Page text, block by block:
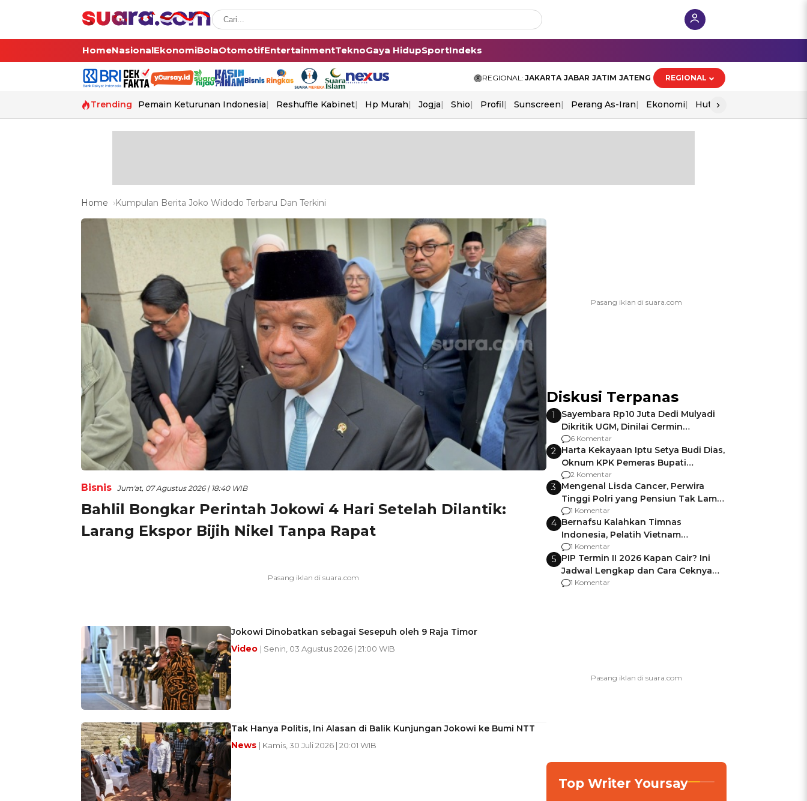
HomeNasionalEkonomiBolaOtomotifEntertainmentTeknoGaya HidupSportIndeks
REGIONAL: JAKARTA JABAR JATIM JATENG REGIONAL
Trending Pemain Keturunan Indonesia Reshuffle Kabinet Hp Murah Jogja Shio Profil Sunscreen Perang As-Iran Ekonomi Hut Ri
›
Home Kumpulan Berita Joko Widodo Terbaru Dan Terkini
Bisnis Jum'at, 07 Agustus 2026 | 18:40 WIB
Bahlil Bongkar Perintah Jokowi 4 Hari Setelah Dilantik:
Larang Ekspor Bijih Nikel Tanpa Rapat
Jokowi Dinobatkan sebagai Sesepuh oleh 9 Raja Timor
Video | Senin, 03 Agustus 2026 | 21:00 WIB
Tak Hanya Politis, Ini Alasan di Balik Kunjungan Jokowi ke Bumi NTT
News | Kamis, 30 Juli 2026 | 20:01 WIB
Diskusi Terpanas
1
Sayembara Rp10 Juta Dedi Mulyadi
Dikritik UGM, Dinilai Cermin
Gagalnya Negara Jamin Keamanan
6 Komentar
2 Harta Kekayaan Iptu Setya Budi Dias,
Oknum KPK Pemeras Bupati
Pemalang
2 Komentar
3 Mengenal Lisda Cancer, Perwira
Tinggi Polri yang Pensiun Tak Lama
Usai Jadi Brigjen
1 Komentar
4 Bernafsu Kalahkan Timnas
Indonesia, Pelatih Vietnam
Berencana Pakai Jimat di Pakansari
1 Komentar
5 PIP Termin II 2026 Kapan Cair? Ini
Jadwal Lengkap dan Cara Ceknya
agar Dana Tidak Hangus!
1 Komentar
Top Writer Yoursay